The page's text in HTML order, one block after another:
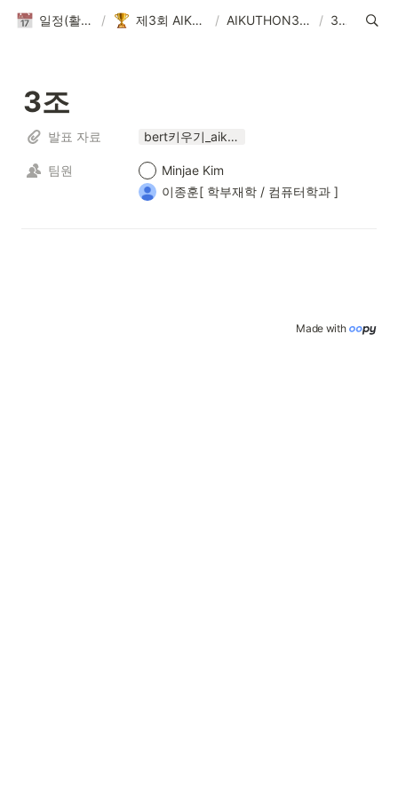
일정(활동 DB) / 제3회 AIKUTHON / AIKUTHON3 Result / 3조
3조
발표 자료 bert키우기_aikuthon.pptx
팀원
Minjae Kim
이종훈[ 학부재학 / 컴퓨터학과 ] ‍
Made with